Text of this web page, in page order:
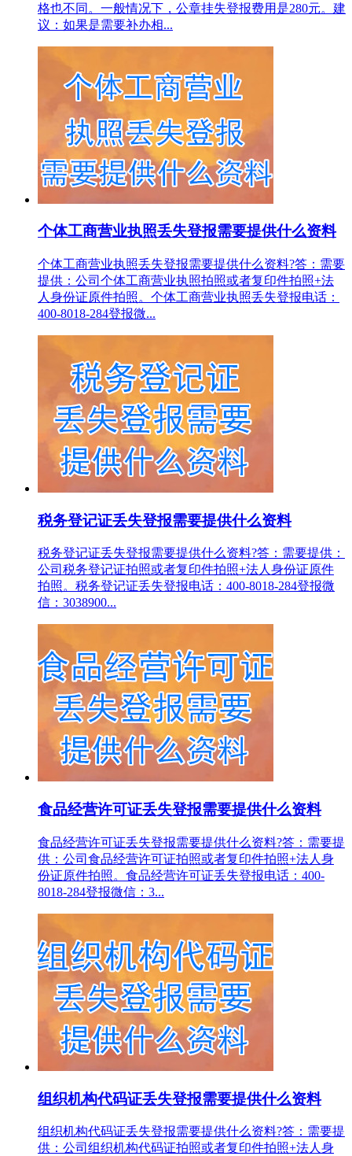
格也不同。一般情况下，公章挂失登报费用是280元。建
议：如果是需要补办相...
个体工商营业执照丢失登报需要提供什么资料
个体工商营业执照丢失登报需要提供什么资料?答：需要
提供：公司个体工商营业执照拍照或者复印件拍照+法
人身份证原件拍照。个体工商营业执照丢失登报电话：
400-8018-284登报微...
税务登记证丢失登报需要提供什么资料
税务登记证丢失登报需要提供什么资料?答：需要提供：
公司税务登记证拍照或者复印件拍照+法人身份证原件
拍照。税务登记证丢失登报电话：400-8018-284登报微
信：3038900...
食品经营许可证丢失登报需要提供什么资料
食品经营许可证丢失登报需要提供什么资料?答：需要提
供：公司食品经营许可证拍照或者复印件拍照+法人身
份证原件拍照。食品经营许可证丢失登报电话：400-
8018-284登报微信：3...
组织机构代码证丢失登报需要提供什么资料
组织机构代码证丢失登报需要提供什么资料?答：需要提
供：公司组织机构代码证拍照或者复印件拍照+法人身